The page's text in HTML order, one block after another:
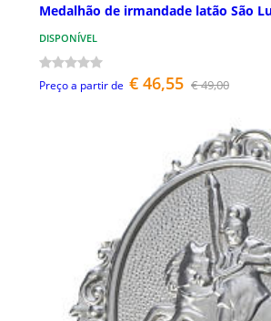
Medalhão de irmandade latão São
DISPONÍVEL
Preço a partir de € 46,55 € 49,00